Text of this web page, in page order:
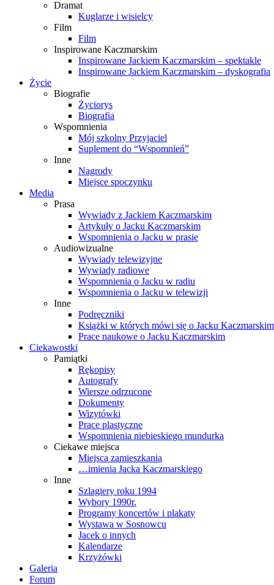
Dramat
Kuglarze i wisielcy
Film
Film
Inspirowane Kaczmarskim
Inspirowane Jackiem Kaczmarskim – spektakle
Inspirowane Jackiem Kaczmarskim – dyskografia
Życie
Biografie
Życiorys
Biografia
Wspomnienia
Mój szkolny Przyjaciel
Suplement do “Wspomnień”
Inne
Nagrody
Miejsce spoczynku
Media
Prasa
Wywiady z Jackiem Kaczmarskim
Artykuły o Jacku Kaczmarskim
Wspomnienia o Jacku w prasie
Audiowizualne
Wywiady telewizyjne
Wywiady radiowe
Wspomnienia o Jacku w radiu
Wspomnienia o Jacku w telewizji
Inne
Podręczniki
Książki w których mówi się o Jacku Kaczmarskim
Prace naukowe o Jacku Kaczmarskim
Ciekawostki
Pamiątki
Rękopisy
Autografy
Wiersze odrzucone
Dokumenty
Wizytówki
Prace plastyczne
Wspomnienia niebieskiego mundurka
Ciekawe miejsca
Miejsca zamieszkania
…imienia Jacka Kaczmarskiego
Inne
Szlagiery roku 1994
Wybory 1990r.
Programy koncertów i plakaty
Wystawa w Sosnowcu
Jacek o innych
Kalendarze
Krzyżówki
Galeria
Forum